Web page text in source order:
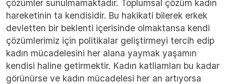
çözümler sunulmamaktadır. Toplumsal çözüm kadın
hareketinin ta kendisidir. Bu hakikati bilerek erkek
devletten bir beklenti içerisinde olmaktansa kendi
çözümlerimiz için politikalar geliştirmeyi tercih edip
kadın mücadelesini her alana yaymak yaşamın
kendisi haline getirmektir. Kadın katliamları bu kadar
görünürse ve kadın mücadelesi her an artıyorsa